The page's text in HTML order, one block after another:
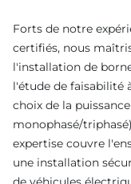
Forts de notre
certifiés, nous
l'installation de
l'étude de faisabilité
choix de la
monophasé/
expertise couvre
une installation